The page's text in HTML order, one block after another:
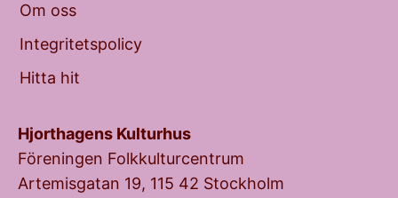
Om oss
Integritetspolicy
Hitta hit
Hjorthagens Kulturhus
Föreningen Folkkulturcentrum
Artemisgatan 19, 115 42 Stockholm